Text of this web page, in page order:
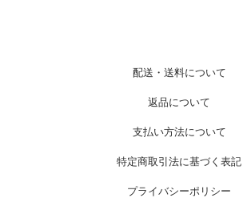
配送・送料について
返品について
支払い方法について
特定商取引法に基づく表記
プライバシーポリシー